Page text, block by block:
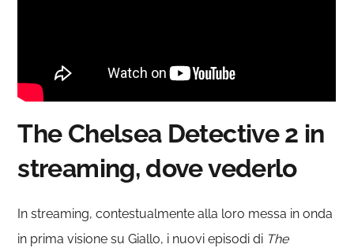
The Chelsea Detective 2 in
streaming, dove vederlo
In streaming, contestualmente alla loro messa in onda
in prima visione su Giallo, i nuovi episodi di The